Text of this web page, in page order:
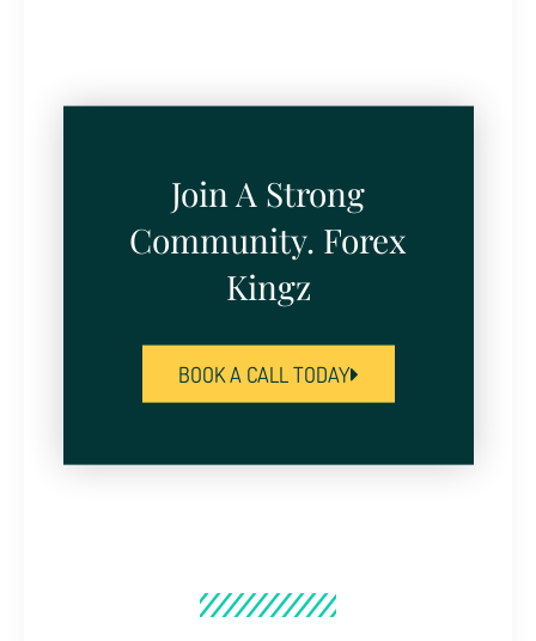
Join A Strong
Community. Forex
Kingz
BOOK A CALL TODAY